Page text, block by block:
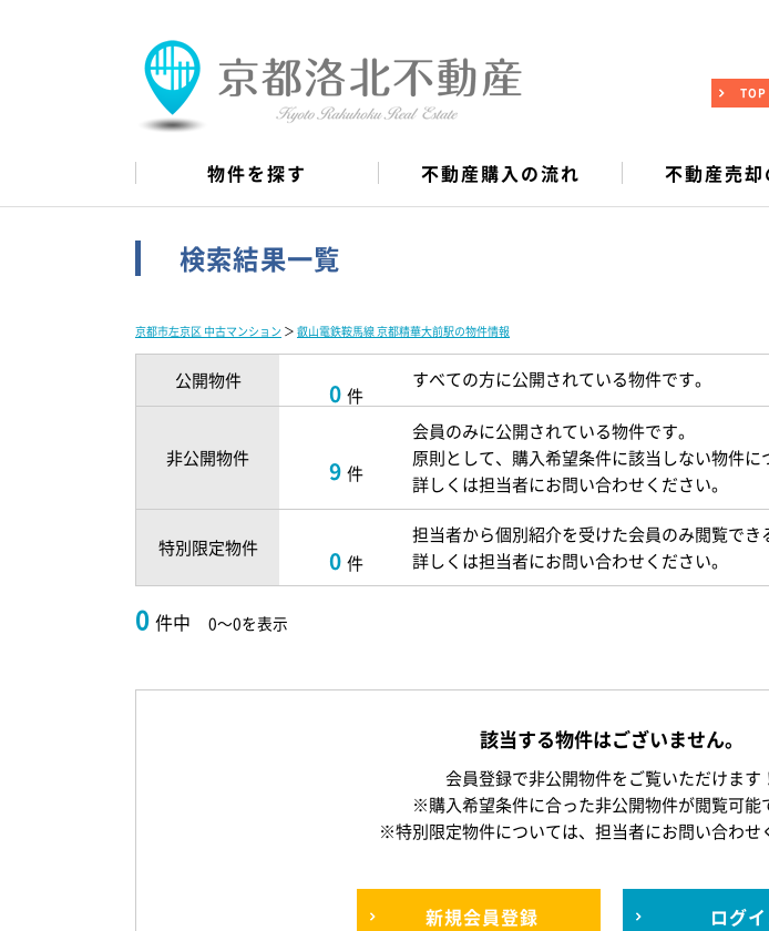
TOP
物件を探す 不動産購入の流れ 不動産売却
検索結果一覧
京都市左京区 中古マンション ＞ 叡山電鉄鞍馬線 京都精華大前駅の物件情報
公開物件 0 件
すべての方に公開されている物件です。
非公開物件 9 件
会員のみに公開されている物件です。
原則として、購入希望条件に該当しない物件に
詳しくは担当者にお問い合わせください。
特別限定物件 0 件
担当者から個別紹介を受けた会員のみ閲覧でき
詳しくは担当者にお問い合わせください。
0 件中 0～0を表示
該当する物件はございません。
会員登録で非公開物件をご覧いただけます
※購入希望条件に合った非公開物件が閲覧可能
※特別限定物件については、担当者にお問い合わせ
新規会員登録 ログ